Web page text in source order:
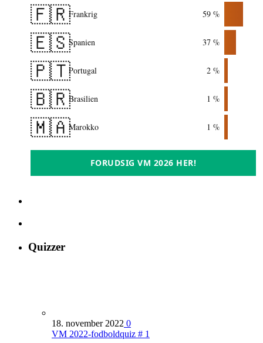
🇫🇷Frankrig 59 %
🇪🇸Spanien 37 %
🇵🇹Portugal 2 %
🇧🇷Brasilien 1 %
🇲🇦Marokko 1 %
FORUDSIG VM 2026 HER!
Quizzer
18. november 2022 0
VM 2022-fodboldquiz # 1